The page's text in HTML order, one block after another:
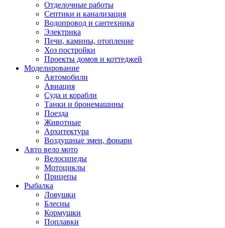
Отделочные работы
Септики и канализация
Водопровод и сантехника
Электрика
Печи, камины, отопление
Хоз постройки
Проекты домов и коттеджей
Моделирование
Автомобили
Авиация
Суда и корабли
Танки и бронемашины
Поезда
Животные
Архитектура
Воздушные змеи, фонари
Авто вело мото
Велосипеды
Мотоциклы
Прицепы
Рыбалка
Ловушки
Блесны
Кормушки
Поплавки